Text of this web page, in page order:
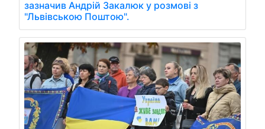
зазначив Андрій Закалюк у розмові з
"Львівською Поштою".